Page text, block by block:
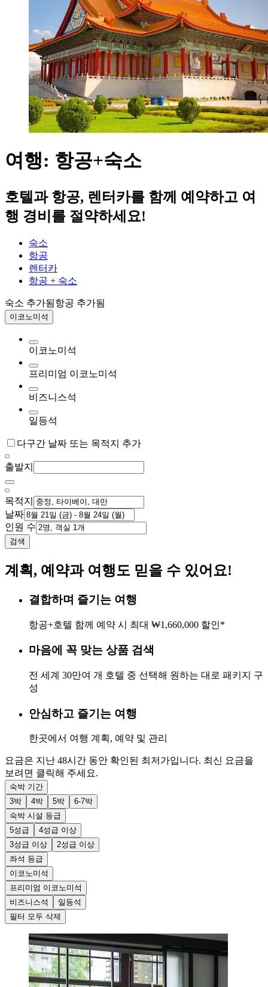
여행: 항공+숙소
호텔과 항공, 렌터카를 함께 예약하고 여
행 경비를 절약하세요!
숙소
항공
렌터카
항공 + 숙소
숙소 추가됨항공 추가됨
이코노미석
이코노미석
프리미엄 이코노미석
비즈니스석
일등석
다구간 날짜 또는 목적지 추가
출발지
목적지
날짜
인원 수
검색
계획, 예약과 여행도 믿을 수 있어요!
결합하며 즐기는 여행
항공+호텔 함께 예약 시 최대 ₩1,660,000 할인*
마음에 꼭 맞는 상품 검색
전 세계 30만여 개 호텔 중 선택해 원하는 대로 패키지 구
성
안심하고 즐기는 여행
한곳에서 여행 계획, 예약 및 관리
요금은 지난 48시간 동안 확인된 최저가입니다. 최신 요금을
보려면 클릭해 주세요.
숙박 기간
3박
4박 5박
6-7박
숙박 시설 등급
5성급
4성급 이상
3성급 이상
2성급 이상
좌석 등급
이코노미석
프리미엄 이코노미석
비즈니스석
일등석
필터 모두 삭제